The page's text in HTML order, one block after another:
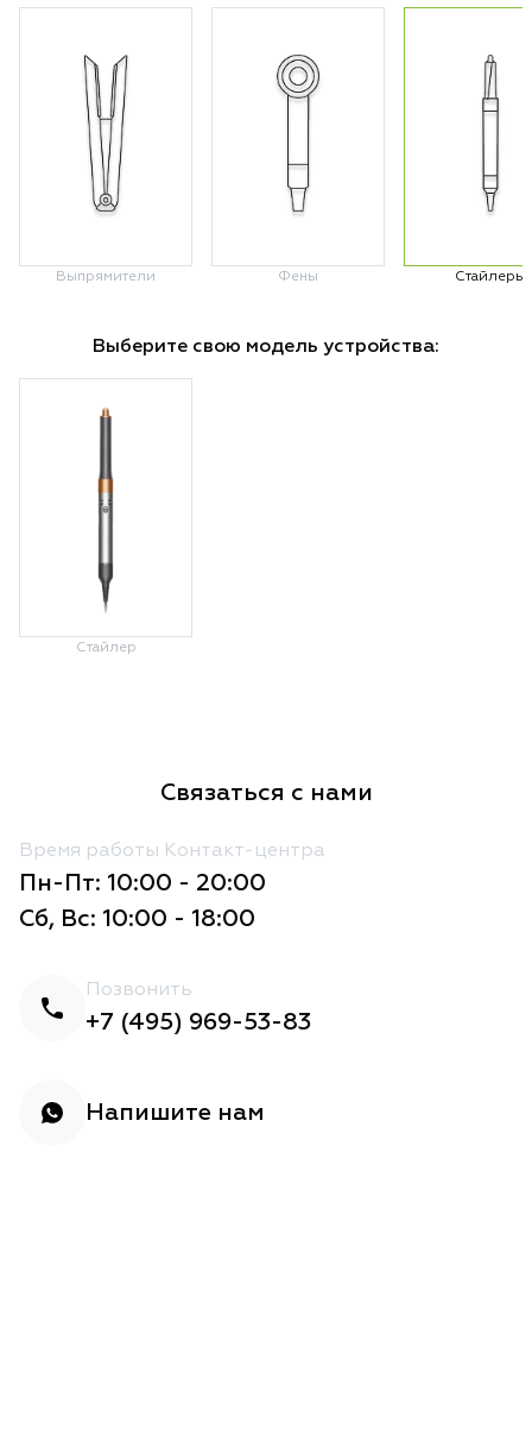
Выпрямители Фены Стайлеры
Выберите свою модель устройства:
Стайлер
Связаться с нами
Время работы Контакт-центра
Пн-Пт: 10:00 - 20:00
Сб, Вс: 10:00 - 18:00
Позвонить
+7 (495) 969-53-83
Напишите нам